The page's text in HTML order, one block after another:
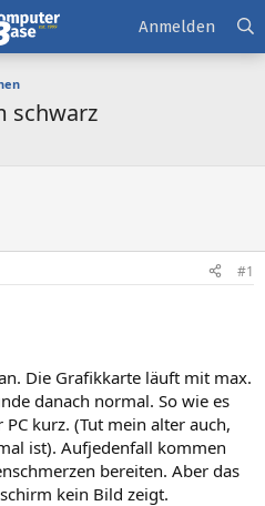
Anmelden
schwarz
#1
Die Grafikkarte läuft mit max.
danach normal. So wie es
kurz. (Tut mein alter auch,
ist). Aufjedenfall kommen
bereiten. Aber das
kein Bild zeigt.